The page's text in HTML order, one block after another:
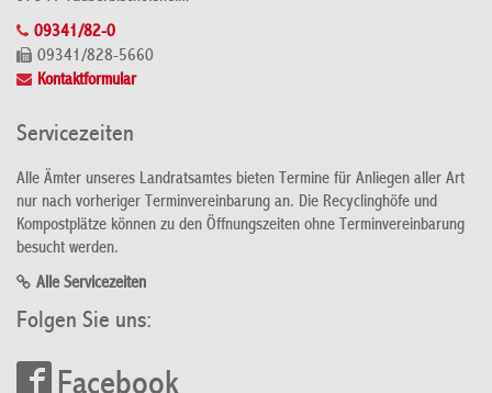
09341/82-0
09341/828-5660
Kontaktformular
Servicezeiten
Alle Ämter unseres Landratsamtes bieten Termine für Anliegen aller Art
nur nach vorheriger Terminvereinbarung an. Die Recyclinghöfe und
Kompostplätze können zu den Öffnungszeiten ohne Terminvereinbarung
besucht werden.
Alle Servicezeiten
Folgen Sie uns: